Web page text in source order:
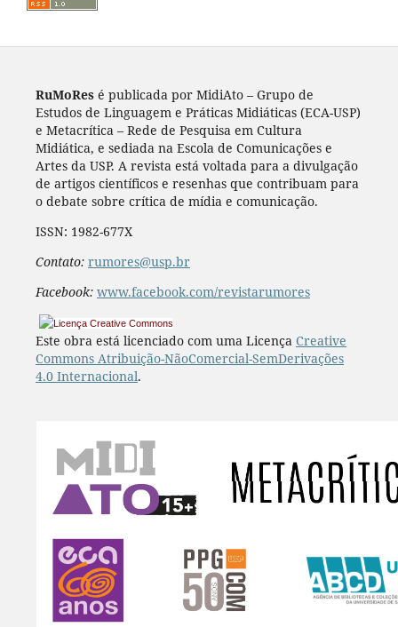
RuMoResé publicada por MidiAto – Grupo de
Estudos de Linguagem e Práticas Midiáticas (ECA-USP)
e Metacrítica – Rede de Pesquisa em Cultura
Midiática, e sediada na Escola de Comunicações e
Artes da USP. A revista está voltada para a divulgação
de artigos científicos e resenhas que contribuam para
o debate sobre crítica de mídia e comunicação.
ISSN: 1982-677X
Contato: rumores@usp.br
Facebook: www.facebook.com/revistarumores
Este obra está licenciado com uma Licença Creative
Commons Atribuição-NãoComercial-SemDerivações
4.0 Internacional.